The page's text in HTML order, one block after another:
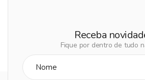
Receba
Fique por dentro de tudo